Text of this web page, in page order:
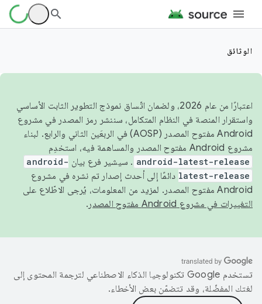
الوثائق
اعتبارًا من عام 2026، ولضمان اتّساق نموذج التطوير الثابت الأساسي
واستقرار المنصة في النظام المتكامل، سننشر رمز المصدر في مشروع
Android مفتوح المصدر (AOSP) في الربعَين الثاني والرابع. لبناء
مشروع Android مفتوح المصدر والمساهمة فيه، استخدِم
android-latest-release . سيشير فرع بيان android-
latest-release دائمًا إلى أحدث إصدار تم نشره في مشروع
Android مفتوح المصدر. لمزيد من المعلومات، يُرجى الاطّلاع على
التغييرات في مشروع Android مفتوح المصدر
.
تستخدم Google تكنولوجيا الذكاء الاصطناعي لترجمة المحتوى إلى
لغتك المفضّلة، وقد تتضمّن بعض الأخطاء.